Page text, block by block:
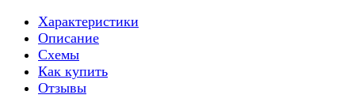
Характеристики
Описание
Схемы
Как купить
Отзывы